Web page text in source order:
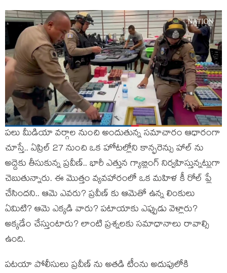
పలు మీడియా వర్గాల నుంచి అందుతున్న సమాచారం ఆధారంగా
చూస్తే.. ఏప్రిల్ 27 నుంచి ఒక హోటల్లోని కాన్ఫరెన్సు హాల్ ను
అద్దెకు తీసుకున్న ప్రవీణ్.. భారీ ఎత్తున గ్యాబ్లింగ్ నిర్వహిస్తున్నట్లుగా
చెబుతున్నారు. ఈ మొత్తం వ్యవహారంలో ఒక మహిళ కీ రోల్ ప్లే
చేసిందని.. ఆమె ఎవరు? ప్రవీణ్ కు ఆమెతో ఉన్న లింకులు
ఏమిటి? ఆమె ఎక్కడి వారు? పటాయాకు ఎప్పుడు వెళ్లారు?
అక్కడేం చేస్తుంటారు? లాంటి ప్రశ్నలకు సమాధానాలు రావాల్సి
ఉంది.
పటయా పోలీసులు ప్రవీణ్ ను అతడి టీంను అదుపులోకి